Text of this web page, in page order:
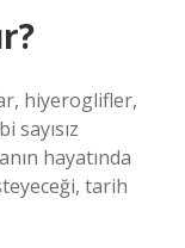
hiyeroglifler,
sayısız
hayatında
tarih